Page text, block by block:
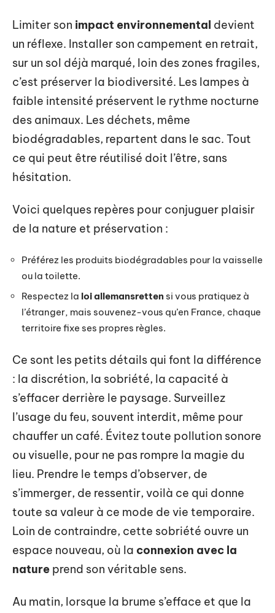
Limiter son impact environnemental devient
un réflexe. Installer son campement en retrait,
sur un sol déjà marqué, loin des zones fragiles,
c’est préserver la biodiversité. Les lampes à
faible intensité préservent le rythme nocturne
des animaux. Les déchets, même
biodégradables, repartent dans le sac. Tout
ce qui peut être réutilisé doit l’être, sans
hésitation.
Voici quelques repères pour conjuguer plaisir
de la nature et préservation :
Préférez les produits biodégradables pour la vaisselle
ou la toilette.
Respectez la loi allemansretten si vous pratiquez à
l’étranger, mais souvenez-vous qu’en France, chaque
territoire fixe ses propres règles.
Ce sont les petits détails qui font la différence
: la discrétion, la sobriété, la capacité à
s’effacer derrière le paysage. Surveillez
l’usage du feu, souvent interdit, même pour
chauffer un café. Évitez toute pollution sonore
ou visuelle, pour ne pas rompre la magie du
lieu. Prendre le temps d’observer, de
s’immerger, de ressentir, voilà ce qui donne
toute sa valeur à ce mode de vie temporaire.
Loin de contraindre, cette sobriété ouvre un
espace nouveau, où la connexion avec la
nature prend son véritable sens.
Au matin, lorsque la brume s’efface et que la